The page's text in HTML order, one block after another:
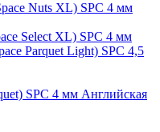
Nuts XL) SPC 4 мм
Select XL) SPC 4 мм
Parquet Light) SPC 4,5
SPC 4 мм Английская